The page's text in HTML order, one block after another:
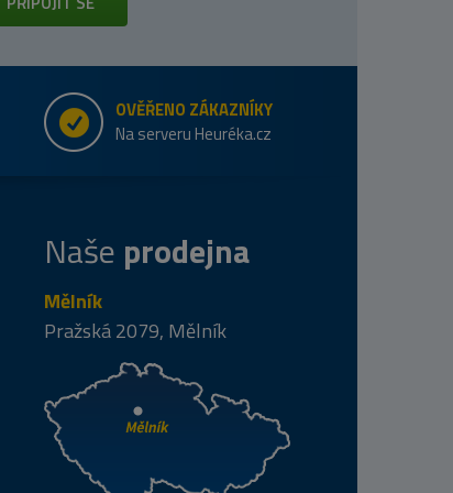
OVĚŘENO ZÁKAZNÍKY
Na serveru Heuréka.cz
Naše prodejna
Mělník
Pražská 2079, Mělník